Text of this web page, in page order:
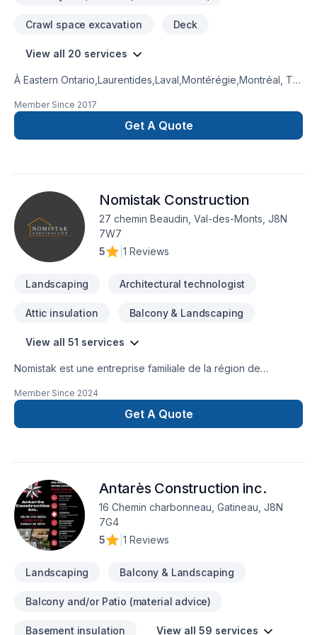
Crawl space excavation Deck
View all 20 services
À Eastern Ontario,Laurentides,Laval,Montérégie,Montréal, TR
grâce à une approche unique dans le domaine de Arbres et
haies, Béton, Clôture, Excavation, Excavation intérieur,
Horticulture, Irrigation, Muret, Patio, Pavage, Pavé uni,
Confiez votre projet à une équipe qui a à cœur votre
satisfaction.
Member Since 2017
Get A Quote
Nomistak Construction
27 chemin Beaudin, Val-des-Monts, J8N
7W7
5
1 Reviews
Landscaping Architectural technologist
Attic insulation Balcony & Landscaping
View all 51 services
Nomistak est une entreprise familiale de la région de
rénovation autant dans le secteur résidentiel que
commercial.Chaque projet signé Nomistak est un gage de
qualité et de professionalisme! Contactez nous au 873-455-
Member Since 2024
Get A Quote
Antarès Construction inc.
16 Chemin charbonneau, Gatineau, J8N
7G4
5
1 Reviews
Landscaping Balcony & Landscaping
Balcony and/or Patio (material advice)
Basement insulation View all 59 services